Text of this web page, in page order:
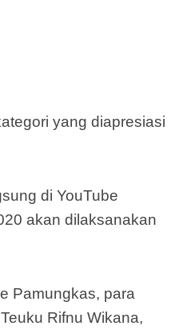
yang diapresiasi
di YouTube
akan dilaksanakan
Pamungkas, para
Rifnu Wikana,